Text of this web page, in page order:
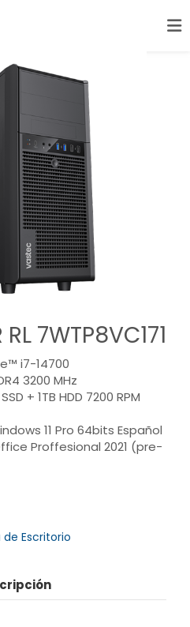
7WTP8VC171
i7-14700
3200 MHz
SSD + 1TB HDD 7200 RPM
11 Pro 64bits Español
Proffesional 2021 (pre-
Escritorio